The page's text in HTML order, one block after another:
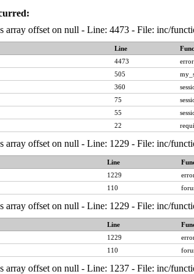
array offset on null - Line: 4473 - File: inc/
Line
4473
505
360
75
55
22
array offset on null - Line: 1229 - File: inc/
Line
1229
110
array offset on null - Line: 1229 - File: inc/
Line
1229
110
array offset on null - Line: 1237 - File: inc/